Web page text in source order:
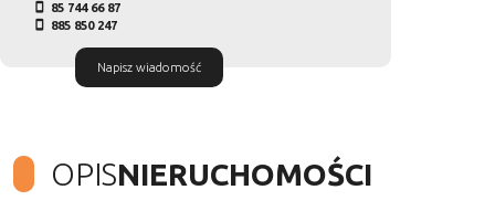
85 744 66 87
885 850 247
Napisz wiadomość
OPISNIERUCHOMOŚCI